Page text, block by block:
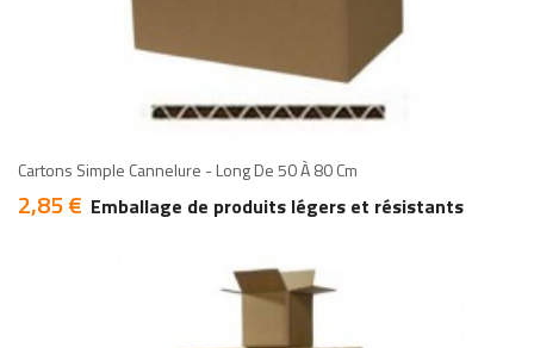
Cartons Simple Cannelure - Long De 50 À 80 Cm
2,85 € Prix
Emballage de produits légers et résistants